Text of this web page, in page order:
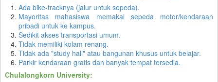
Ada bike-tracknya (jalur untuk sepeda).
Mayoritas mahasiswa memakai sepeda motor/kendaraan
pribadi untuk ke kampus.
Sedikit akses transportasi umum.
Tidak memiliki kolam renang.
Tidak ada "study hall" atau bangunan khusus untuk belajar.
Parkir kendaraan gratis dan banyak tempat tersedia.
Chulalongkorn University: